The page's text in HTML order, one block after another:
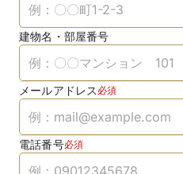
建物名・部屋番号
メールアドレス 必須
電話番号必須